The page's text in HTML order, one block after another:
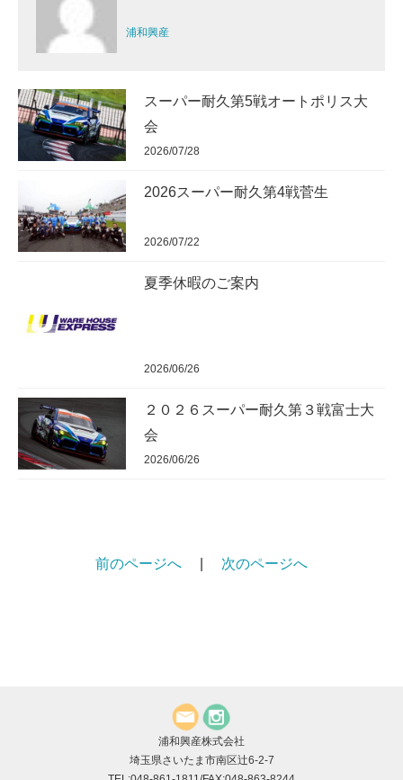
浦和興産
スーパー耐久第5戦オートポリス大
会
2026/07/28
2026スーパー耐久第4戦菅生
2026/07/22
夏季休暇のご案内
2026/06/26
２０２６スーパー耐久第３戦富士大
会
2026/06/26
前のページへ 次のページへ
浦和興産株式会社
埼玉県さいたま市南区辻6-2-7